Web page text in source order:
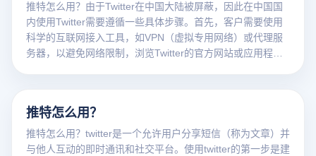
推特怎么用？由于Twitter在中国大陆被屏蔽，因此在中国国
内使用Twitter需要遵循一些具体步骤。首先，客户需要使用
科学的互联网接入工具，如VPN（虚拟专用网络）或代理服
务器，以避免网络限制，浏览Twitter的官方网站或应用程
的内容、发布文章和与其他用户互动。
推特怎么用？
推特怎么用？twitter是一个允许用户分享短信（称为文章）并
与他人互动的即时通讯和社交平台。使用twitter的第一步是建